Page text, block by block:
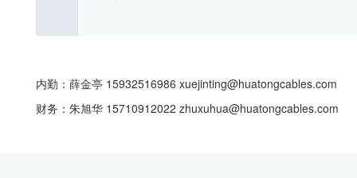
内勤：薛金亭 15932516986 xuejinting@huatongcables.com
财务：朱旭华 15710912022 zhuxuhua@huatongcables.com